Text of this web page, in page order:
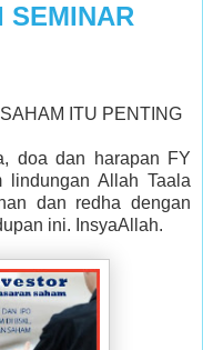
SEMINAR
ITU PENTING
doa dan harapan FY
lindungan Allah Taala
dan redha dengan
ini. InsyaAllah.